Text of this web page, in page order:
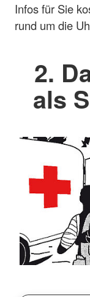
Infos für Sie
rund um die
2.
als